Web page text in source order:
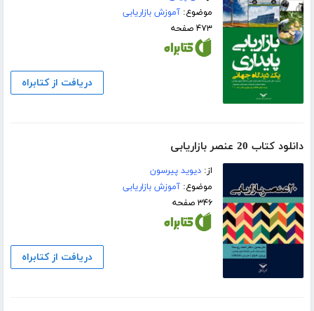
موضوع:آموزش بازاریابی
۴۷۳ صفحه
دریافت از کتابراه
دانلود کتاب 20 عنصر بازاریابی
از:دیوید پیرسون
موضوع:آموزش بازاریابی
۳۴۶ صفحه
دریافت از کتابراه